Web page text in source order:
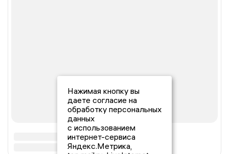
Нажимая кнопку вы
даете согласие на
обработку персональных
данных
с использованием
интернет-сервиса
Яндекс.Метрика,